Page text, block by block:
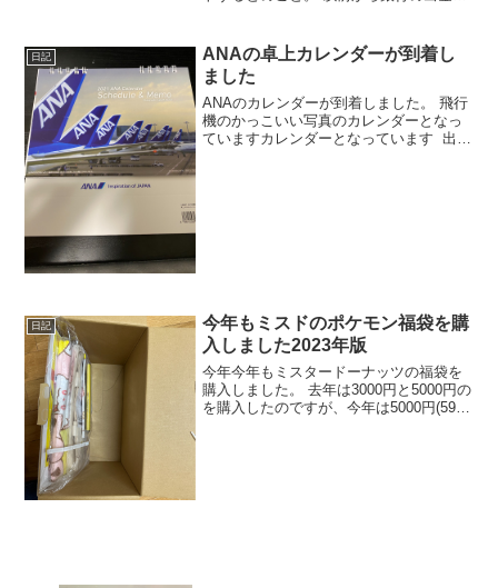
と。外貨の圧倒的不足は免れない状態
日記
ANAの卓上カレンダーが到着し
ました
ANAのカレンダーが到着しました。 飛行
機のかっこいい写真のカレンダーとなっ
ていますカレンダーとなっています 出張
日記
今年もミスドのポケモン福袋を購
入しました2023年版
今年今年もミスタードーナッツの福袋を
購入しました。 去年は3000円と5000円の
を購入したのですが、今年は5000円(5900